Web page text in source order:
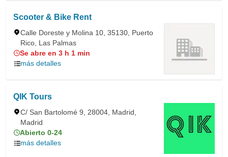
Scooter & Bike Rent
Calle Doreste y Molina 10, 35130, Puerto
Rico, Las Palmas
Se abre en 3 h 1 min
más detalles
QIK Tours
C/ San Bartolomé 9, 28004, Madrid,
Madrid
Abierto 0-24
más detalles